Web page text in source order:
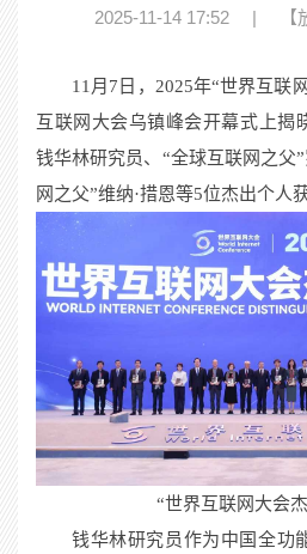
2025-11-14 17:52 【
11月7日，2025年“世界互联
互联网大会乌镇峰会开幕式上揭
钱华林研究员、“全球互联网之父
网之父”维纳·措恩等5位杰出个人
“世界互联网大会
钱华林研究员作为中国全功